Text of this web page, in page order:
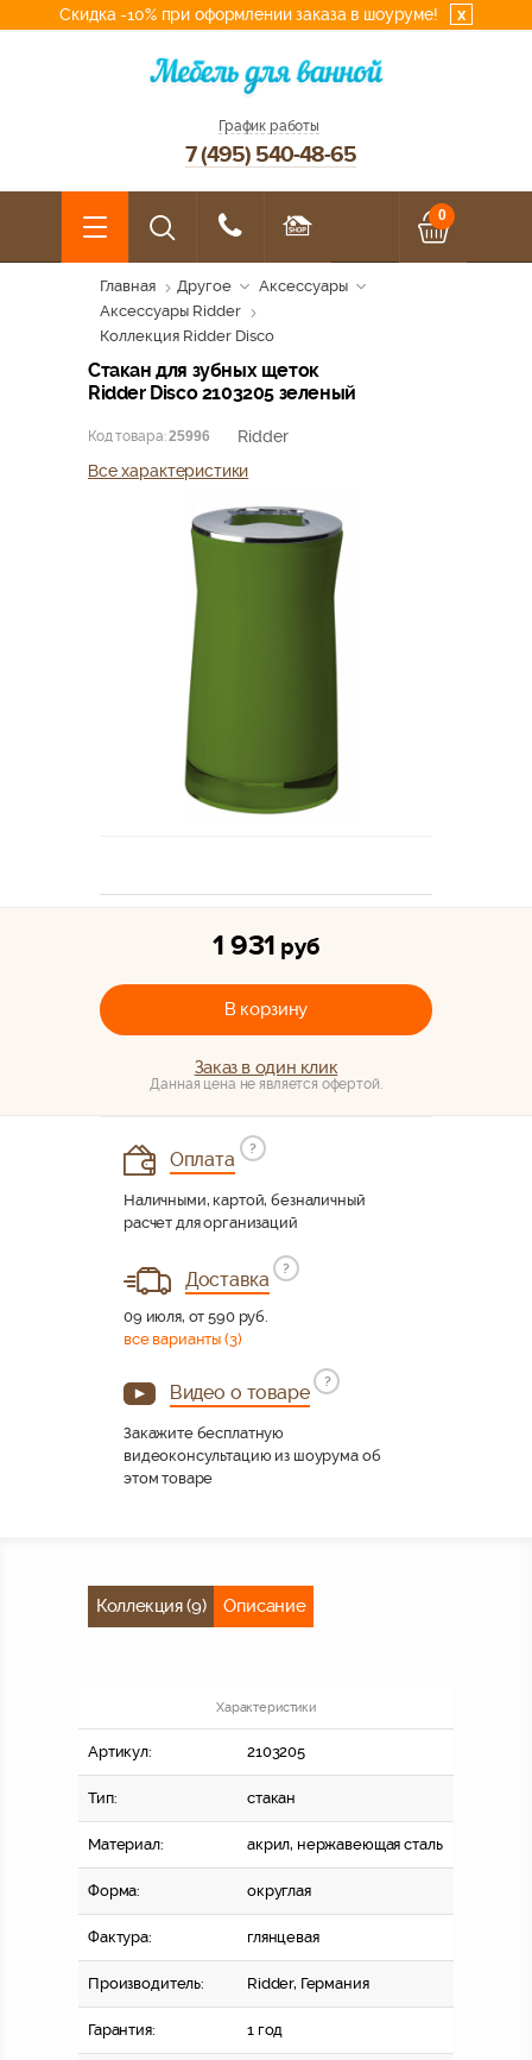
Скидка -10% при оформлении заказа в шоуруме! x
График работы
7 (495) 540-48-65
0
Главная Другое
Аксессуары
Аксессуары Ridder
Коллекция Ridder Disco
Стакан для зубных щеток
Ridder Disco 2103205 зеленый
Код товара: 25996
Ridder
Все характеристики
1 931 руб
В корзину
Заказ в один клик
Данная цена не является офертой.
Оплата
?
Наличными, картой, безналичный
расчет для организаций
Доставка
?
09 июля, от 590 руб.
все варианты (3)
Видео о товаре
?
Закажите бесплатную
видеоконсультацию из шоурума об
этом товаре
Коллекция (9) Описание
Характеристики
Артикул: 2103205
Тип: стакан
Материал: акрил, нержавеющая сталь
Форма: округлая
Фактура: глянцевая
Производитель: Ridder, Германия
Гарантия: 1 год